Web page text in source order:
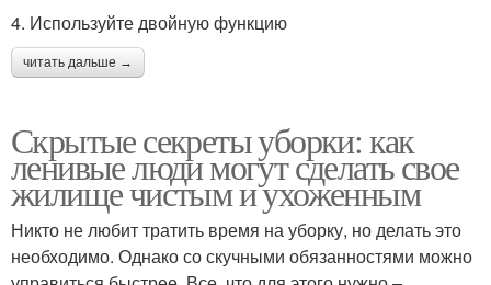
4. Используйте двойную функцию
читать дальше →
Скрытые секреты уборки: как
ленивые люди могут сделать свое
жилище чистым и ухоженным
Никто не любит тратить время на уборку, но делать это
необходимо. Однако со скучными обязанностями можно